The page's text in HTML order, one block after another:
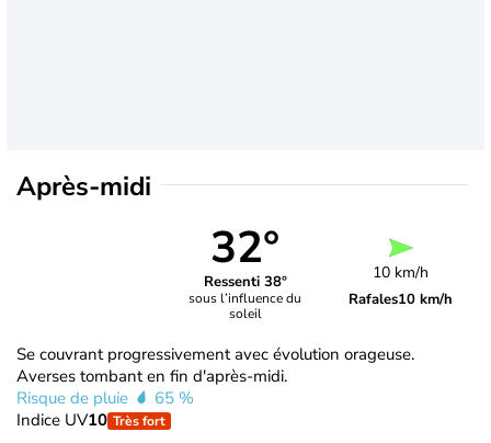
Après-midi
32°
Ressenti 38°
sous l’influence du
soleil
10 km/h
Rafales10 km/h
Se couvrant progressivement avec évolution orageuse.
Averses tombant en fin d'après-midi.
Risque de pluie
65 %
Indice UV10 Très fort